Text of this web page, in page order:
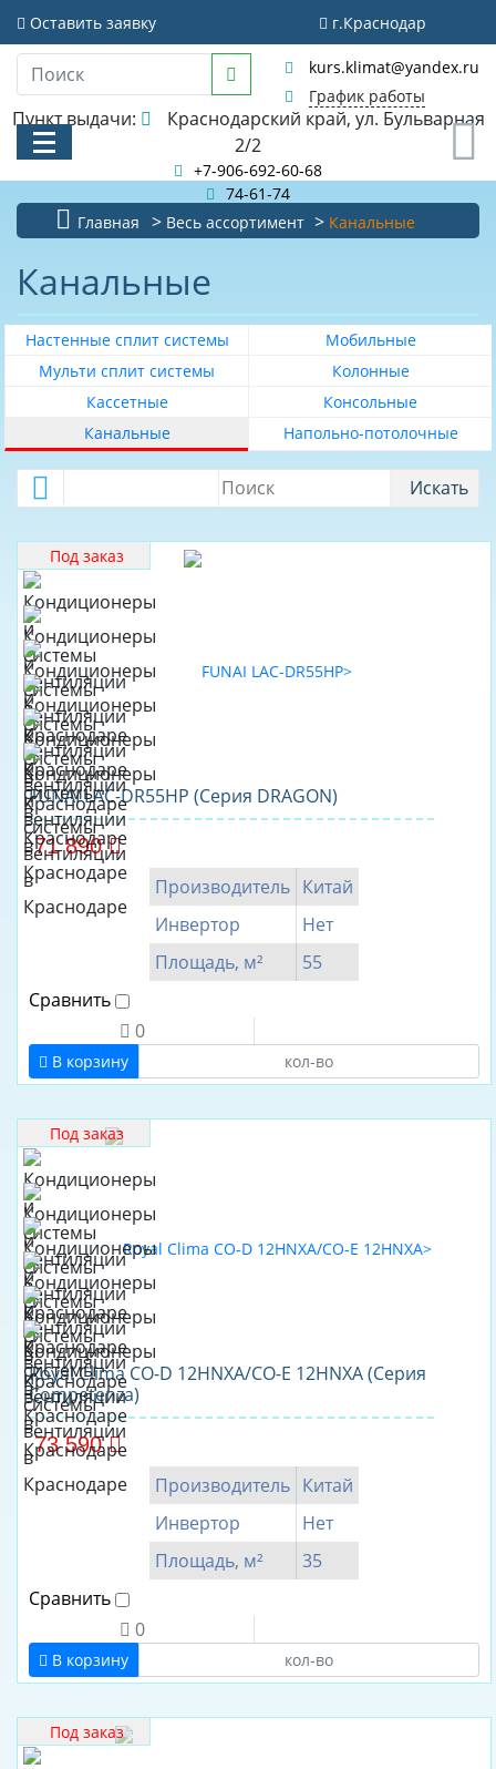
Оставить заявку г.Краснодар
kurs.klimat@yandex.ru
График работы
Пункт выдачи:
2/2
+7-906-692-60-68
74-61-74
АКЦИИ И РАСПРОДАЖИ
БИБЛИОТЕКА
КОНТАКТЫ
О КОМПАНИИ
ОПЛАТА
Главная Весь ассортимент Канальные
Канальные
Настенные сплит системы
Мобильные
Мульти сплит системы
Колонные
Кассетные
Консольные
Канальные
Напольно-потолочные
Фильтр
Очистить фильтр
Стоимость
Рекомендуемая
площадь
м
2
30
35
40
50
55
70
75
100
105
140
145
160
165
170
175
180
380
440
560
Да
Нет
Бренд
Akvilon
CENTEK
Electrolux
FUNAI
General
Climate
Hisense
IGC
Electric
Royal
Clima
Производитель
Искать
Под заказ
FUNAI LAC-DR55HP (Серия DRAGON)
71 890
Производитель Китай
Инвертор
Нет
Площадь, м²
55
Сравнить
0
В корзину
Под заказ
Royal Clima CO-D 12HNXA/CO-E 12HNXA (Серия
Competenza)
73 590
Производитель Китай
Инвертор
Нет
Площадь, м²
35
Сравнить
0
В корзину
Под заказ